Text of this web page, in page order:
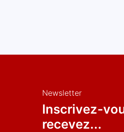
Newsletter
Inscrivez-
recevez...